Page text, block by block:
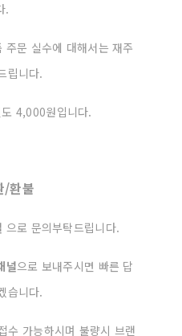
.
문 실수에 대해서는 재주
립니다.
4,000원입니다.
/환불
으로 문의부탁드립니다.
널으로 보내주시면 빠른 답
습니다.
수 가능하시며 불량시 브랜